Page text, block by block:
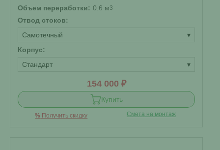
Объем переработки: 0.6 м3
Отвод стоков:
Самотечный
▾
Корпус:
Стандарт
▾
154 000 ₽
Купить
% Получить скидку Смета на монтаж